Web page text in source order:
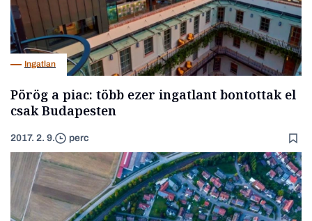
Ingatlan
Pörög a piac: több ezer ingatlant bontottak el
csak Budapesten
2017. 2. 9. perc